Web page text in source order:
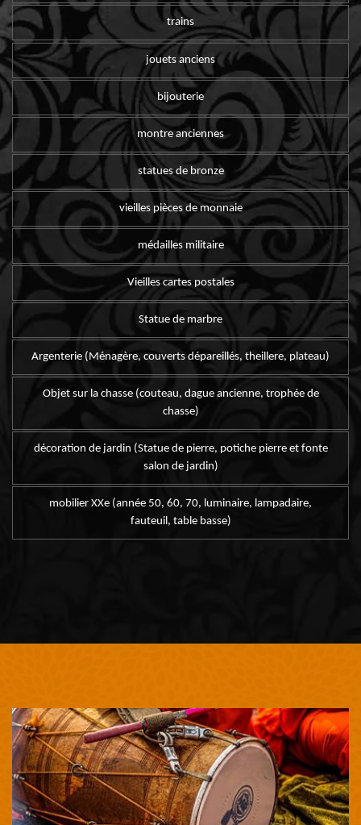
trains
jouets anciens
bijouterie
montre anciennes
statues de bronze
vieilles pièces de monnaie
médailles militaire
Vieilles cartes postales
Statue de marbre
Argenterie (Ménagère, couverts dépareillés, theillere, plateau)
Objet sur la chasse (couteau, dague ancienne, trophée de
chasse)
décoration de jardin (Statue de pierre, potiche pierre et fonte
salon de jardin)
mobilier XXe (année 50, 60, 70, luminaire, lampadaire,
fauteuil, table basse)